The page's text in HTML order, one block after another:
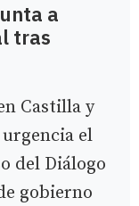
a
tras
Castilla y
el
del Diálogo
gobierno